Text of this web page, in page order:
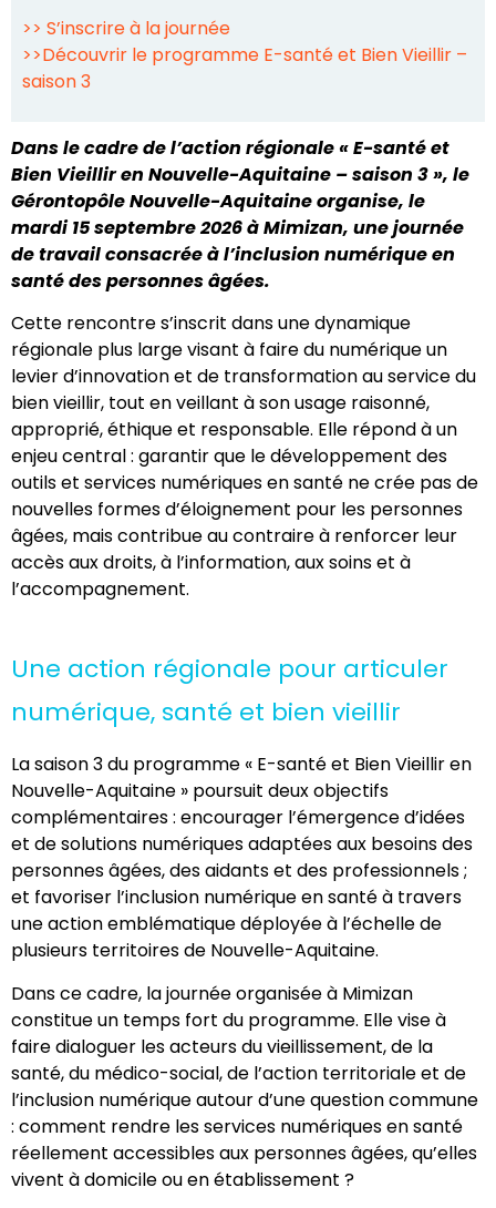
>> S’inscrire à la journée
>>Découvrir le programme E-santé et Bien Vieillir –
saison 3
Dans le cadre de l’action régionale « E-santé et
Bien Vieillir en Nouvelle-Aquitaine – saison 3 », le
Gérontopôle Nouvelle-Aquitaine organise, le
mardi 15 septembre 2026 à Mimizan, une journée
de travail consacrée à l’inclusion numérique en
santé des personnes âgées.
Cette rencontre s’inscrit dans une dynamique
régionale plus large visant à faire du numérique un
levier d’innovation et de transformation au service du
bien vieillir, tout en veillant à son usage raisonné,
approprié, éthique et responsable. Elle répond à un
enjeu central : garantir que le développement des
outils et services numériques en santé ne crée pas de
nouvelles formes d’éloignement pour les personnes
âgées, mais contribue au contraire à renforcer leur
accès aux droits, à l’information, aux soins et à
l’accompagnement.
Une action régionale pour articuler
numérique, santé et bien vieillir
La saison 3 du programme « E-santé et Bien Vieillir en
Nouvelle-Aquitaine » poursuit deux objectifs
complémentaires : encourager l’émergence d’idées
et de solutions numériques adaptées aux besoins des
personnes âgées, des aidants et des professionnels ;
et favoriser l’inclusion numérique en santé à travers
une action emblématique déployée à l’échelle de
plusieurs territoires de Nouvelle-Aquitaine.
Dans ce cadre, la journée organisée à Mimizan
constitue un temps fort du programme. Elle vise à
faire dialoguer les acteurs du vieillissement, de la
santé, du médico-social, de l’action territoriale et de
l’inclusion numérique autour d’une question commune
: comment rendre les services numériques en santé
réellement accessibles aux personnes âgées, qu’elles
vivent à domicile ou en établissement ?